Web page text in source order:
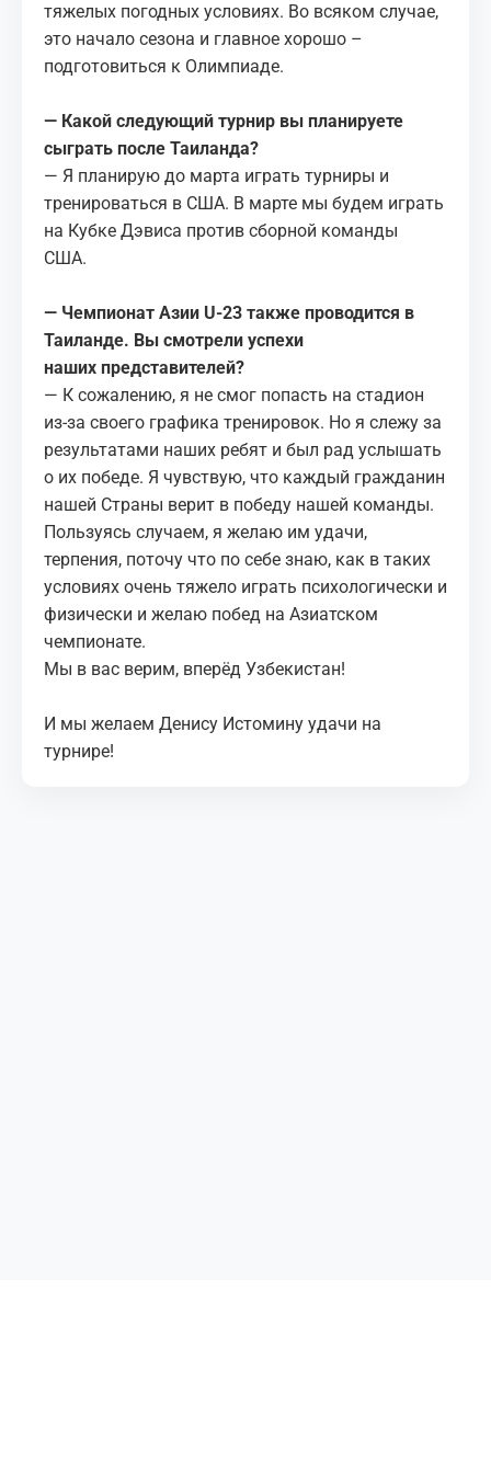
тяжелых погодных условиях. Во всяком случае,
это начало сезона и главное хорошо –
подготовиться к Олимпиаде.
— Какой следующий турнир вы планируете
сыграть после Таиланда?
— Я планирую до марта играть турниры и
тренироваться в США. В марте мы будем играть
на Кубке Дэвиса против сборной команды
США.
— Чемпионат Азии U-23 также проводится в
Таиланде. Вы смотрели успехи
наших представителей?
— К сожалению, я не смог попасть на стадион
из-за своего графика тренировок. Но я слежу за
результатами наших ребят и был рад услышать
о их победе. Я чувствую, что каждый гражданин
нашей Страны верит в победу нашей команды.
Пользуясь случаем, я желаю им удачи,
терпения, поточу что по себе знаю, как в таких
условиях очень тяжело играть психологически и
физически и желаю побед на Азиатском
чемпионате.
Мы в вас верим, вперёд Узбекистан!
И мы желаем Денису Истомину удачи на
турнире!